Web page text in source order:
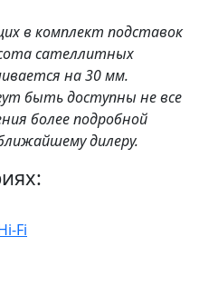
в комплект подставок
сателлитных
на 30 мм.
быть доступны не все
более подробной
дилеру.
Fi